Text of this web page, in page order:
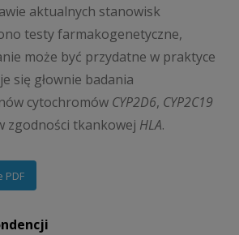
aktualnych stanowisk
testy farmakogenetyczne,
może być przydatne w praktyce
się głownie badania
cytochromów CYP2D6, CYP2C19
zgodności tkankowej HLA.
PDF